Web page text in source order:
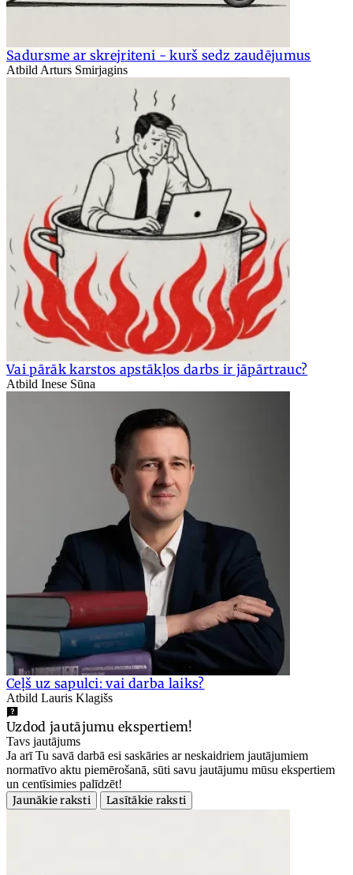
Sadursme ar skrejriteni - kurš sedz zaudējumus
Atbild Arturs Smirjagins
Vai pārāk karstos apstākļos darbs ir jāpārtrauc?
Atbild Inese Sūna
Ceļš uz sapulci: vai darba laiks?
Atbild Lauris Klagišs
Uzdod jautājumu ekspertiem!
Tavs jautājums
Ja arī Tu savā darbā esi saskāries ar neskaidriem jautājumiem
normatīvo aktu piemērošanā, sūti savu jautājumu mūsu ekspertiem
un centīsimies palīdzēt!
Jaunākie raksti
Lasītākie raksti